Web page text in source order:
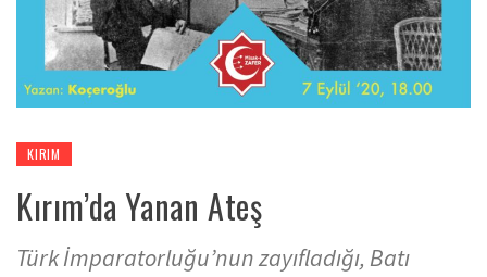
KIRIM
Kırım’da Yanan Ateş
Türk İmparatorluğu’nun zayıfladığı, Batı